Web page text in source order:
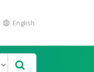
English